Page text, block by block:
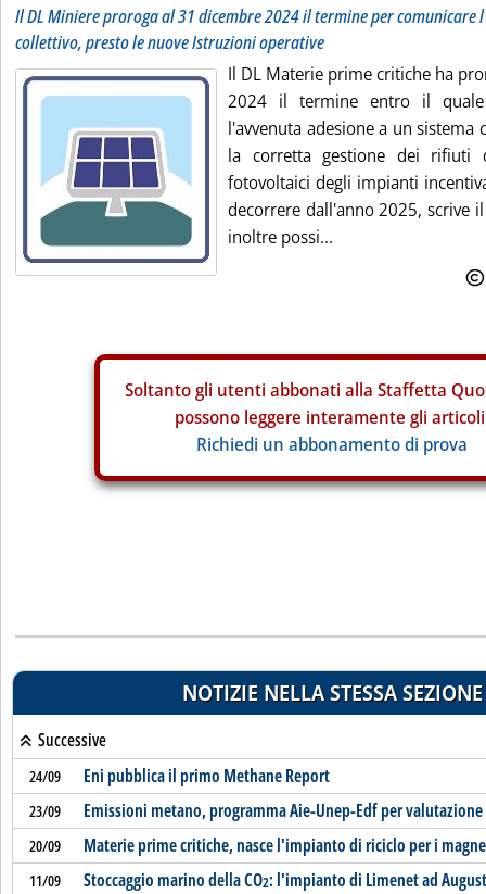
Il DL Miniere proroga al 31 dicembre 2024 il termine per comunicare
collettivo, presto le nuove Istruzioni operative
Il DL Materie prime critiche ha
2024 il termine entro il quale
l'avvenuta adesione a un sistema
la corretta gestione dei rifiuti
fotovoltaici degli impianti
decorrere dall'anno 2025, scrive
inoltre possi...
Soltanto gli utenti abbonati alla Staffetta
possono leggere interamente gli
Richiedi un abbonamento di prova
NOTIZIE NELLA STESSA SEZIONE
Successive
24/09 Eni pubblica il primo Methane Report
23/09 Emissioni metano, programma Aie-Unep-Edf per
20/09 Materie prime critiche, nasce l'impianto di riciclo per i
11/09 Stoccaggio marino della CO2: l'impianto di Limenet ad